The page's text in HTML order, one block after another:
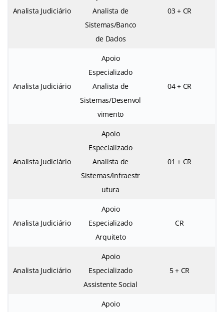
Analista Judiciário
Analista de
Sistemas/Banco
de Dados
03 + CR
Analista Judiciário
Apoio
Especializado
Analista de
Sistemas/Desenvol
vimento
04 + CR
Analista Judiciário
Apoio
Especializado
Analista de
Sistemas/Infraestr
utura
01 + CR
Analista Judiciário
Apoio
Especializado
Arquiteto
CR
Analista Judiciário
Apoio
Especializado
Assistente Social
5 + CR
Apoio